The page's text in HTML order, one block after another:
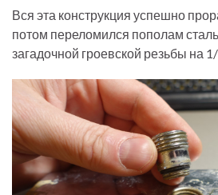
Вся эта конструкция успешно
потом переломился пополам
загадочной гроевской резьбы на 1/